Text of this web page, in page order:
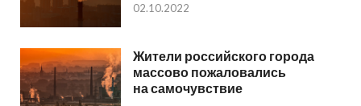
02.10.2022
Жители российского города
массово пожаловались
на самочувствие